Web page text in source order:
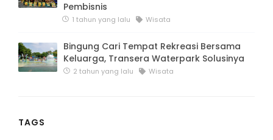
Pembisnis
1 tahun yang lalu Wisata
Bingung Cari Tempat Rekreasi Bersama
Keluarga, Transera Waterpark Solusinya
2 tahun yang lalu Wisata
TAGS